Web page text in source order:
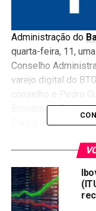
Administração do
quarta-feira, 11,
Conselho
varejo digital do
Econômica
Pan) a vice-
Veja também:
A instituição
Caixa Participações